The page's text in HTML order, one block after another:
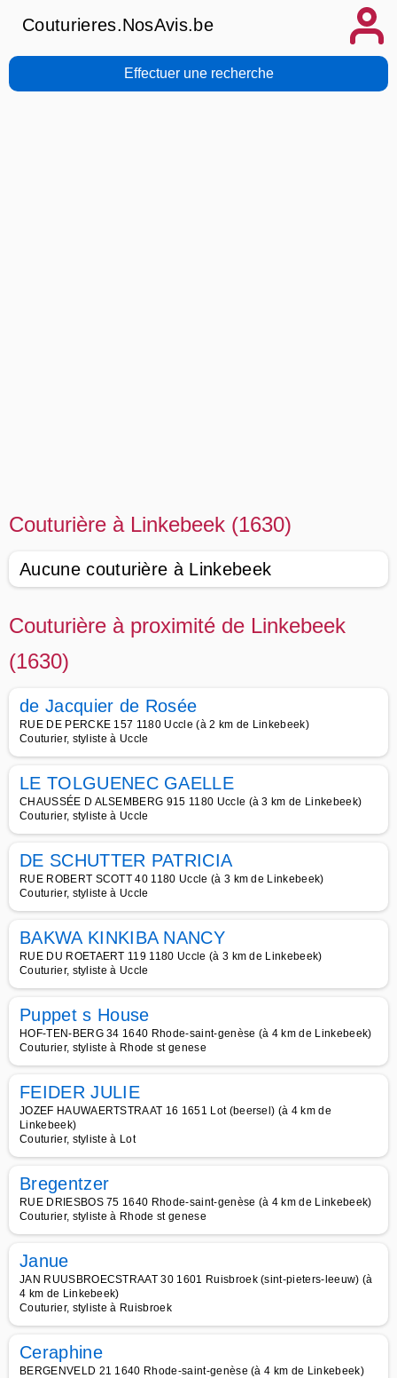
Couturieres.NosAvis.be
Effectuer une recherche
Couturière à Linkebeek (1630)
Aucune couturière à Linkebeek
Couturière à proximité de Linkebeek
(1630)
de Jacquier de Rosée
RUE DE PERCKE 157 1180 Uccle (à 2 km de Linkebeek)
Couturier, styliste à Uccle
LE TOLGUENEC GAELLE
CHAUSSÉE D ALSEMBERG 915 1180 Uccle (à 3 km de Linkebeek)
Couturier, styliste à Uccle
DE SCHUTTER PATRICIA
RUE ROBERT SCOTT 40 1180 Uccle (à 3 km de Linkebeek)
Couturier, styliste à Uccle
BAKWA KINKIBA NANCY
RUE DU ROETAERT 119 1180 Uccle (à 3 km de Linkebeek)
Couturier, styliste à Uccle
Puppet s House
HOF-TEN-BERG 34 1640 Rhode-saint-genèse (à 4 km de Linkebeek)
Couturier, styliste à Rhode st genese
FEIDER JULIE
JOZEF HAUWAERTSTRAAT 16 1651 Lot (beersel) (à 4 km de
Linkebeek)
Couturier, styliste à Lot
Bregentzer
RUE DRIESBOS 75 1640 Rhode-saint-genèse (à 4 km de Linkebeek)
Couturier, styliste à Rhode st genese
Janue
JAN RUUSBROECSTRAAT 30 1601 Ruisbroek (sint-pieters-leeuw) (à
4 km de Linkebeek)
Couturier, styliste à Ruisbroek
Ceraphine
BERGENVELD 21 1640 Rhode-saint-genèse (à 4 km de Linkebeek)